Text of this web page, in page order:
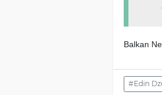
Balkan
#Edin